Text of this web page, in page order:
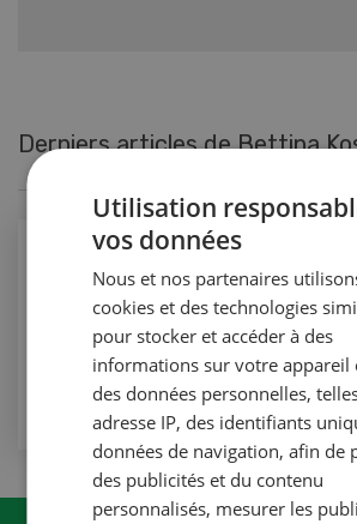
Derniers articles de Bettina
Assumer conjointement les
VERS L'ARTICLE
Utilisation
vos données
Nous et nos partenaires
cookies et des technologies
pour stocker et accéder à des
informations sur votre appareil
des données personnelles,
adresse IP, des identifiants
données de navigation, afin de
des publicités et du contenu
personnalisés, mesurer les